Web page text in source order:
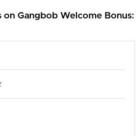
on Gangbob Welcome Bonus: